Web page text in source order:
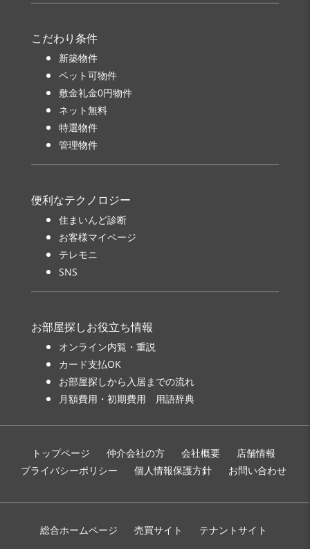
こだわり条件
新築物件
ペット可物件
敷金礼金0円物件
ネット無料
特選物件
管理物件
便利なテクノロジー
住まいんど診断
お客様マイページ
テレモニ
SNS
お部屋探しお役立ち情報
オンライン内覧・重説
カード支払OK
お部屋探しから入居までの流れ
月額費用・初期費用 用語辞典
トップページ 仲介会社の方 会社概要
店舗情報
プライバシーポリシー
個人情報保護方針 お問い合わせ
総合ホームページ 売買サイト テナントサイト